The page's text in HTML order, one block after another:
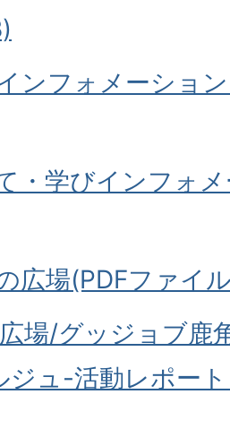
ンフォメーショ
・学びインフォ
広場(PDFファイ
場/グッジョブ鹿
ジュ-活動レポー